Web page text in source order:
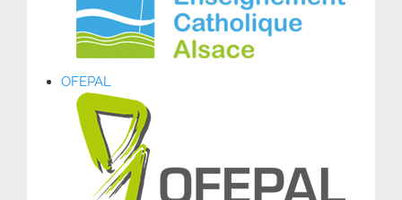
OFEPAL